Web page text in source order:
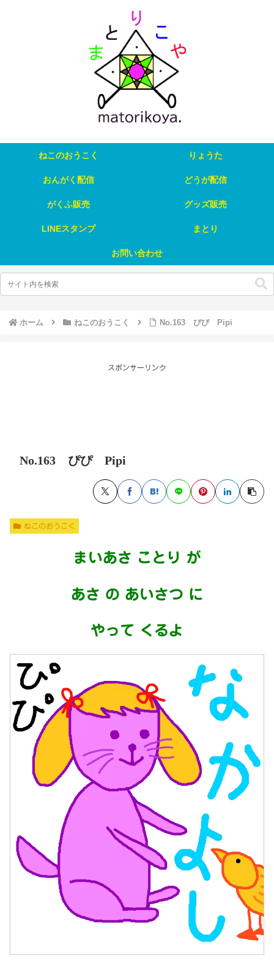
ねこのおうこく りょうた
おんがく配信 どうが配信
がくふ販売 グッズ販売
LINEスタンプ まとり
お問い合わせ
ホーム ねこのおうこく No.163 ぴぴ Pipi
スポンサーリンク
No.163 ぴぴ Pipi
ねこのおうこく
まいあさ ことり が
あさ の あいさつ に
やって くるよ